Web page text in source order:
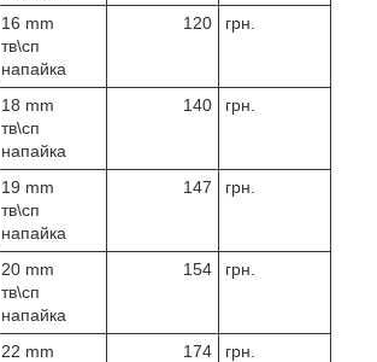
16 mm
тв\сп
напайка
120 грн.
18 mm
тв\сп
напайка
140 грн.
19 mm
тв\сп
напайка
147 грн.
20 mm
тв\сп
напайка
154 грн.
22 mm
174 грн.